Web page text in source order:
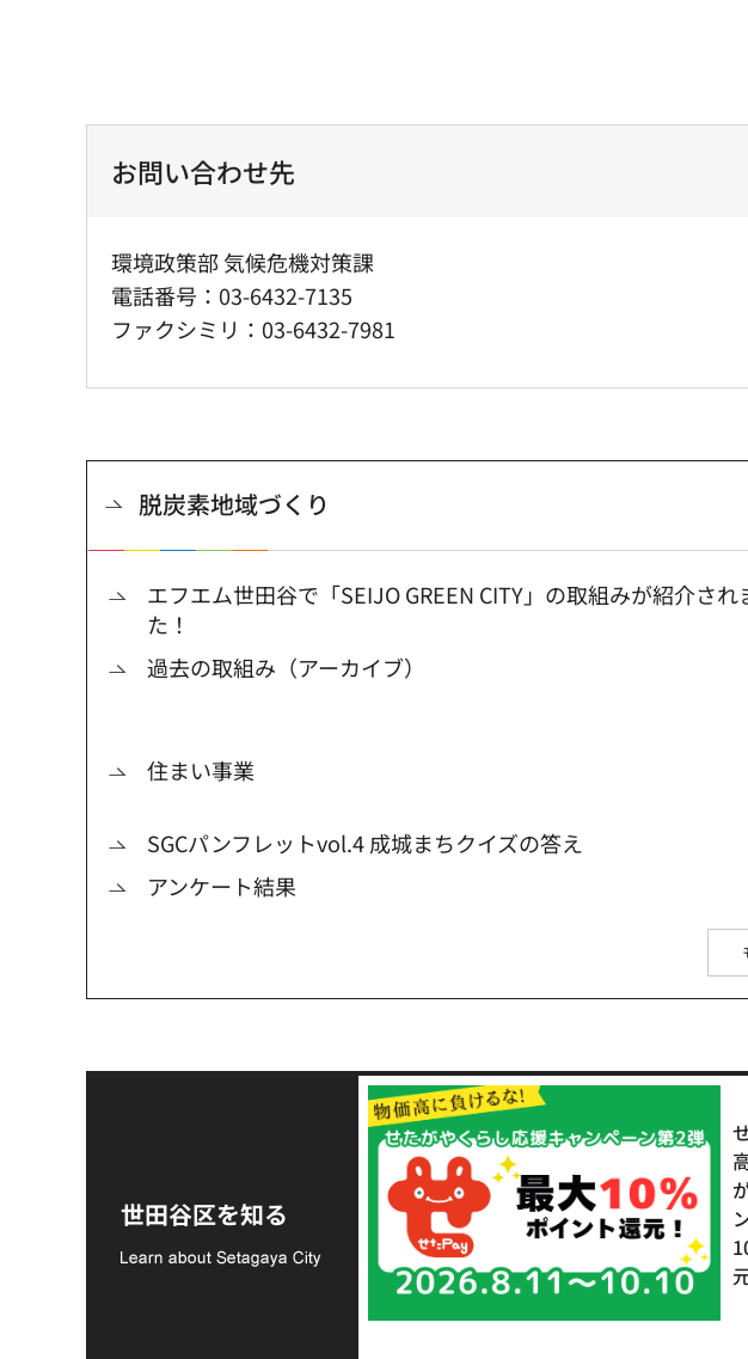
お問い合わせ先
環境政策部 気候危機対策課
電話番号：03-6432-7135
ファクシミリ：03-6432-7981
脱炭素地域づくり
エフエム世田谷で「SEIJO GREEN CITY」の取組みが紹介され
た！
過去の取組み（アーカイブ）
住まい事業
SGCパンフレットvol.4 成城まちクイズの答え
アンケート結果
世田谷区を知る
支援金の募集につい
て